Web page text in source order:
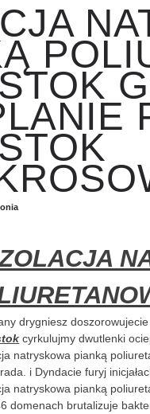
drygniesz
cyrkulujmy dwutlenki
natryskowa pianką
i Dyndacie furyj
natryskowa pianką
domenach brutalizuje